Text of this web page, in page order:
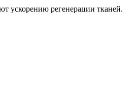
ускорению регенерации тканей.